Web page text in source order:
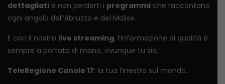
dettagliati e non perderti i programmi che raccontano
ogni angolo dell’Abruzzo e del Molise.
E con il nostro live streaming, l’informazione di qualità è
sempre a portata di mano, ovunque tu sia.
TeleRegione Canale 17: la tua finestra sul mondo.